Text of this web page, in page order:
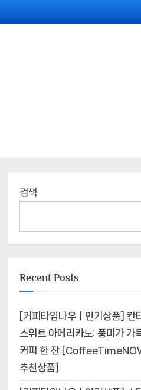
검색
Recent Posts
[커피타임나우ㅣ인기상품] 칸
스위트 아메리카노: 풍미가 가
커피 한 잔
추천상품]